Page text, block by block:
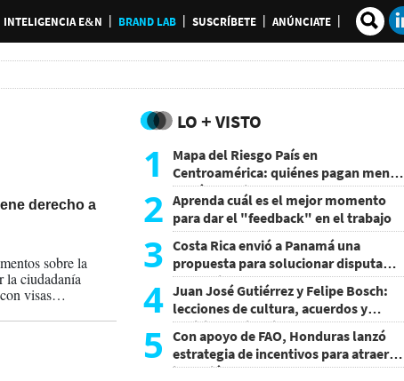
INTELIGENCIA E&N BRAND LAB SUSCRÍBETE ANÚNCIATE
derecho a
sobre la
la ciudadanía
visas
LO + VISTO
1
Mapa del Riesgo País en
Centroamérica: quiénes pagan menos
y cuáles mejoraron
2 Aprenda cuál es el mejor momento
para dar el "feedback" en el trabajo
3 Costa Rica envió a Panamá una
propuesta para solucionar disputa
comercial
4 Juan José Gutiérrez y Felipe Bosch:
lecciones de cultura, acuerdos y
decisiones sin miedo
5
Con apoyo de FAO, Honduras lanzó
estrategia de incentivos para atraer
inversión al agro